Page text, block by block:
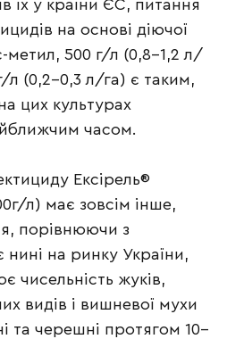
їх у країни ЄС, питання
на основі діючої
метил, 500 г/л (0,8–1,2 л/
л (0,2–0,3 л/га) є таким,
цих культурах
часом.
Ексірель®
л) має зовсім інше,
порівнюючи з
на ринку України,
чисельність жуків,
видів і вишневої мухи
та черешні протягом 10–